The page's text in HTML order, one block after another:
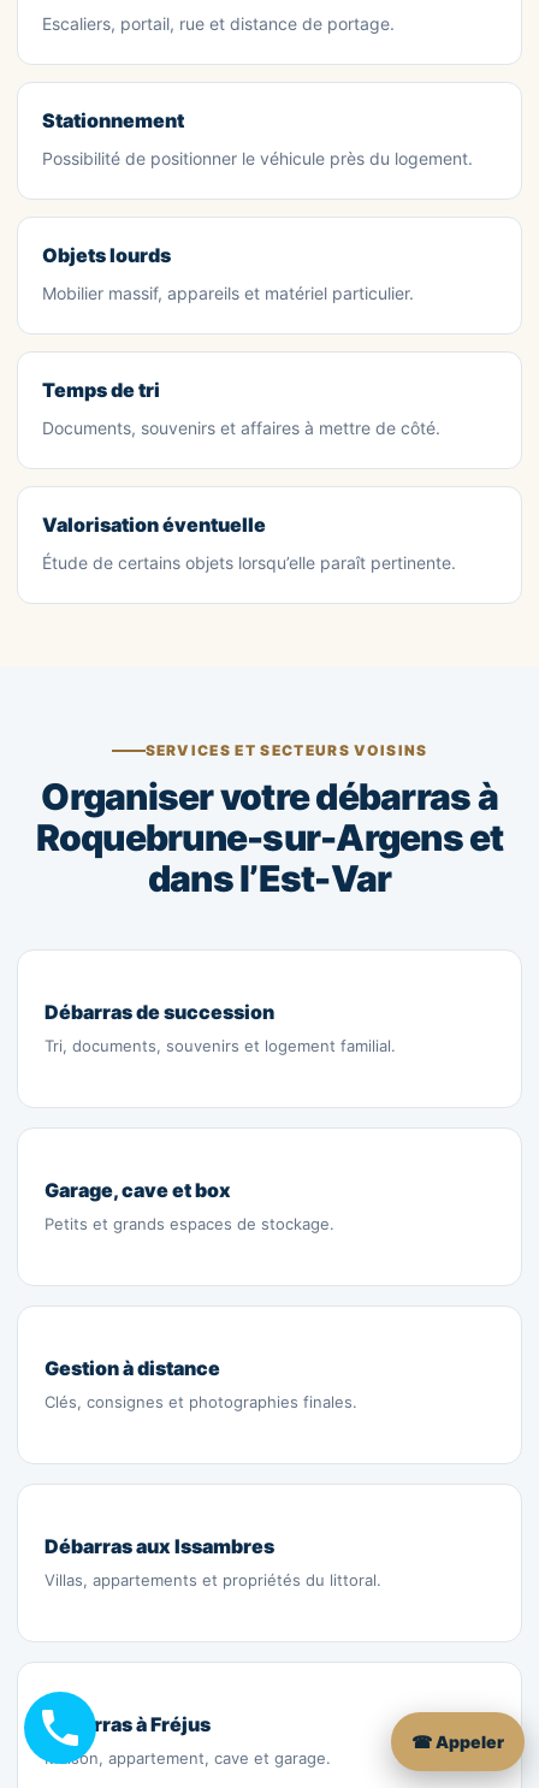
Escaliers, portail, rue et distance de portage.
Stationnement
Possibilité de positionner le véhicule près du logement.
Objets lourds
Mobilier massif, appareils et matériel particulier.
Temps de tri
Documents, souvenirs et affaires à mettre de côté.
Valorisation éventuelle
Étude de certains objets lorsqu’elle paraît pertinente.
SERVICES ET SECTEURS VOISINS
Organiser votre débarras à
Roquebrune-sur-Argens et
dans l’Est-Var
Débarras de succession
Tri, documents, souvenirs et logement familial.
Garage, cave et box
Petits et grands espaces de stockage.
Gestion à distance
Clés, consignes et photographies finales.
Débarras aux Issambres
Villas, appartements et propriétés du littoral.
Débarras à Fréjus
Maison, appartement, cave et garage.
☎ Appeler